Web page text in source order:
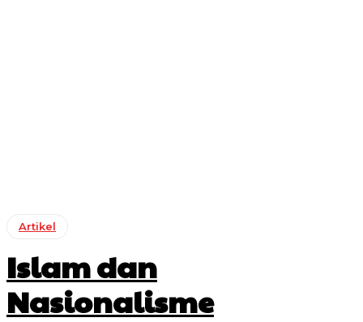
Artikel
Islam dan
Nasionalisme